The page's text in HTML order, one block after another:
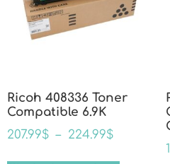
Ricoh 408336 Toner
Compatible 6.9K
207.99$ – 224.99$